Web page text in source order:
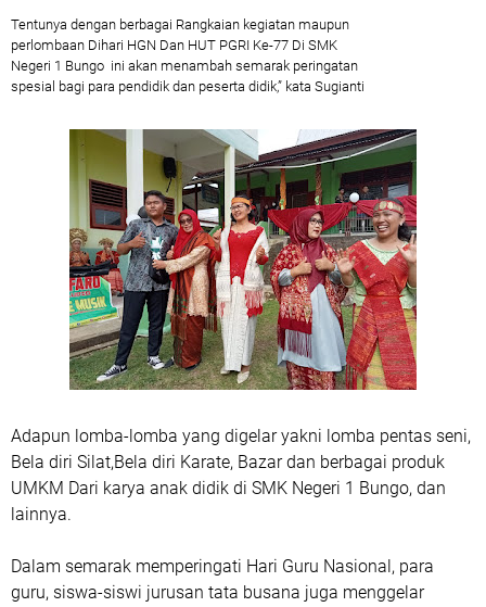
Tentunya dengan berbagai Rangkaian kegiatan maupun
perlombaan Dihari HGN Dan HUT PGRI Ke-77 Di SMK
Negeri 1 Bungo ini akan menambah semarak peringatan
spesial bagi para pendidik dan peserta didik,” kata Sugianti
Adapun lomba-lomba yang digelar yakni lomba pentas seni,
Bela diri Silat,Bela diri Karate, Bazar dan berbagai produk
UMKM Dari karya anak didik di SMK Negeri 1 Bungo, dan
lainnya.
Dalam semarak memperingati Hari Guru Nasional, para
guru, siswa-siswi jurusan tata busana juga menggelar